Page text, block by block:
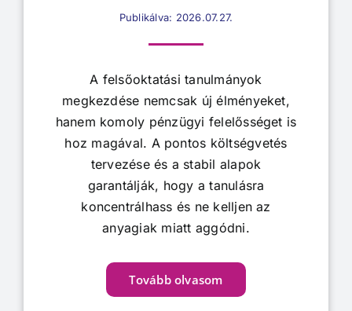
Publikálva: 2026.07.27.
A felsőoktatási tanulmányok
megkezdése nemcsak új élményeket,
hanem komoly pénzügyi felelősséget is
hoz magával. A pontos költségvetés
tervezése és a stabil alapok
garantálják, hogy a tanulásra
koncentrálhass és ne kelljen az
anyagiak miatt aggódni.
Tovább olvasom